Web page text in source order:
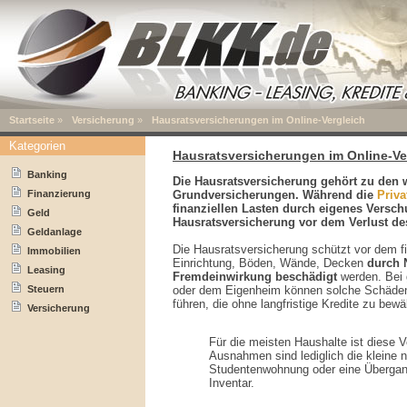
Startseite » Versicherung » Hausratsversicherungen im Online-Vergleich
Hausratsversicherungen im Online-
Die Hausratsversicherung gehört zu den
Grundversicherungen. Während die
finanziellen Lasten durch eigenes
Hausratsversicherung vor dem Verlust
Die Hausratsversicherung schützt vor dem
Einrichtung, Böden, Wände, Decken durch
Fremdeinwirkung beschädigtwerden. Bei
oder dem Eigenheim können solche
führen, die ohne langfristige Kredite zu
Für die meisten Haushalte ist diese
Ausnahmen sind lediglich die kleine
Studentenwohnung oder eine
Inventar.
Kategorien
Banking
Finanzierung
Geld
Geldanlage
Immobilien
Leasing
Steuern
Versicherung